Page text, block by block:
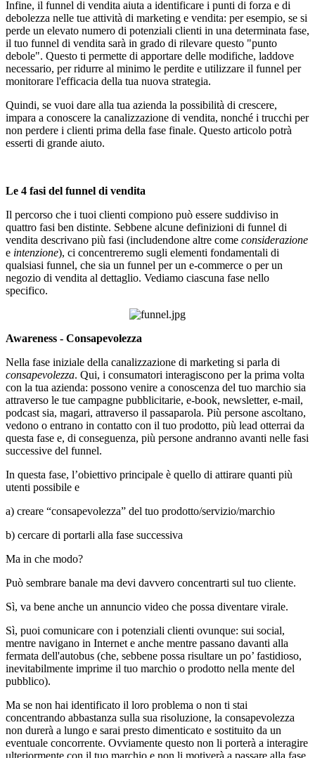
Infine, il funnel di vendita aiuta a identificare i punti di forza e di
debolezza nelle tue attività di marketing e vendita: per esempio, se si
perde un elevato numero di potenziali clienti in una determinata fase,
il tuo funnel di vendita sarà in grado di rilevare questo "punto
debole". Questo ti permette di apportare delle modifiche, laddove
necessario, per ridurre al minimo le perdite e utilizzare il funnel per
monitorare l'efficacia della tua nuova strategia.
Quindi, se vuoi dare alla tua azienda la possibilità di crescere,
impara a conoscere la canalizzazione di vendita, nonché i trucchi per
non perdere i clienti prima della fase finale. Questo articolo potrà
esserti di grande aiuto.
Le 4 fasi del funnel di vendita
Il percorso che i tuoi clienti compiono può essere suddiviso in
quattro fasi ben distinte. Sebbene alcune definizioni di funnel di
vendita descrivano più fasi (includendone altre come considerazione
e intenzione), ci concentreremo sugli elementi fondamentali di
qualsiasi funnel, che sia un funnel per un e-commerce o per un
negozio di vendita al dettaglio. Vediamo ciascuna fase nello
specifico.
Awareness - Consapevolezza
Nella fase iniziale della canalizzazione di marketing si parla di
consapevolezza. Qui, i consumatori interagiscono per la prima volta
con la tua azienda: possono venire a conoscenza del tuo marchio sia
attraverso le tue campagne pubblicitarie, e-book, newsletter, e-mail,
podcast sia, magari, attraverso il passaparola. Più persone ascoltano,
vedono o entrano in contatto con il tuo prodotto, più lead otterrai da
questa fase e, di conseguenza, più persone andranno avanti nelle fasi
successive del funnel.
In questa fase, l’obiettivo principale è quello di attirare quanti più
utenti possibile e
a) creare “consapevolezza” del tuo prodotto/servizio/marchio
b) cercare di portarli alla fase successiva
Ma in che modo?
Può sembrare banale ma devi davvero concentrarti sul tuo cliente.
Sì, va bene anche un annuncio video che possa diventare virale.
Sì, puoi comunicare con i potenziali clienti ovunque: sui social,
mentre navigano in Internet e anche mentre passano davanti alla
fermata dell'autobus (che, sebbene possa risultare un po’ fastidioso,
inevitabilmente imprime il tuo marchio o prodotto nella mente del
pubblico).
Ma se non hai identificato il loro problema o non ti stai
concentrando abbastanza sulla sua risoluzione, la consapevolezza
non durerà a lungo e sarai presto dimenticato e sostituito da un
eventuale concorrente. Ovviamente questo non li porterà a interagire